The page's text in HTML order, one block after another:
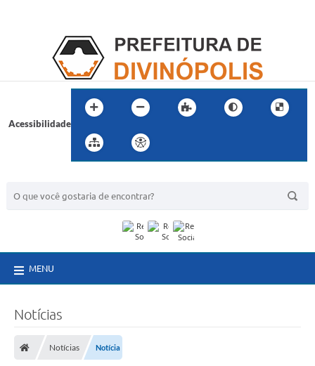
Acessibilidade
MENU
Notícias
Notícias Notícia